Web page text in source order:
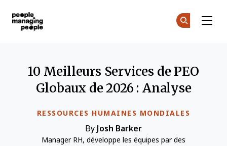
RESSOURCES HUMAINES MONDIALES
10 Meilleurs Services de PEO
Globaux de 2026 : Analyse
By Josh Barker
Manager RH, développe les équipes par des